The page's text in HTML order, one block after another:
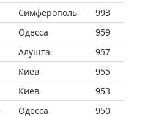
Симферополь
993
Одесса
959
Алушта
957
Киев
955
Киев
953
Одесса
950